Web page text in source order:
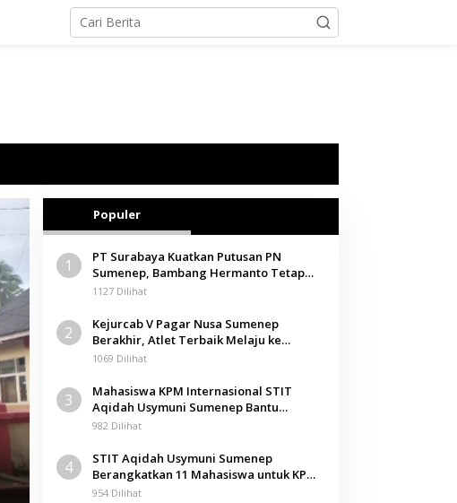
Populer
1
PT Surabaya Kuatkan Putusan PN
Sumenep, Bambang Hermanto Tetap
Dinyatakan Pemilik Sah Tanah di
1127 Dilihat
2
Kejurcab V Pagar Nusa Sumenep
Berakhir, Atlet Terbaik Melaju ke
Kejurwil Jatim
1069 Dilihat
3
Mahasiswa KPM Internasional STIT
Aqidah Usymuni Sumenep Bantu
Pengurusan Jenazah WNI di Malaysia
982 Dilihat
4
STIT Aqidah Usymuni Sumenep
Berangkatkan 11 Mahasiswa untuk KPM
Internasional di Malaysia
954 Dilihat